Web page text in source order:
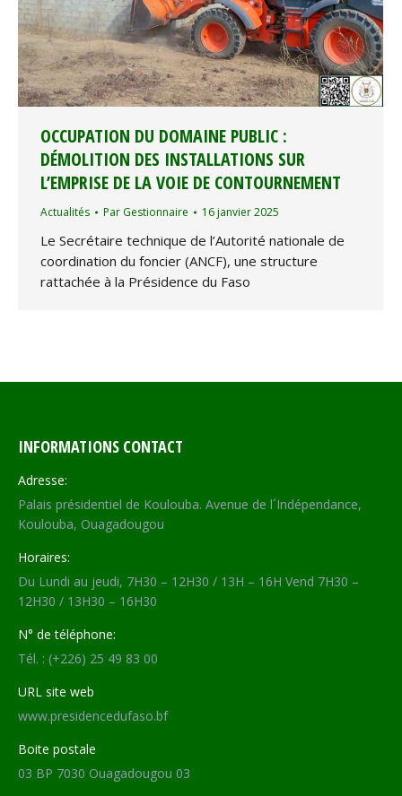
OCCUPATION DU DOMAINE PUBLIC :
DÉMOLITION DES INSTALLATIONS SUR
L’EMPRISE DE LA VOIE DE CONTOURNEMENT
Actualités Par Gestionnaire 16 janvier 2025
Le Secrétaire technique de l’Autorité nationale de
coordination du foncier (ANCF), une structure
rattachée à la Présidence du Faso
INFORMATIONS CONTACT
Adresse:
Palais présidentiel de Koulouba. Avenue de l´Indépendance,
Koulouba, Ouagadougou
Horaires:
Du Lundi au jeudi, 7H30 – 12H30 / 13H – 16H Vend 7H30 –
12H30 / 13H30 – 16H30
N° de téléphone:
Tél. : (+226) 25 49 83 00
URL site web
www.presidencedufaso.bf
Boite postale
03 BP 7030 Ouagadougou 03